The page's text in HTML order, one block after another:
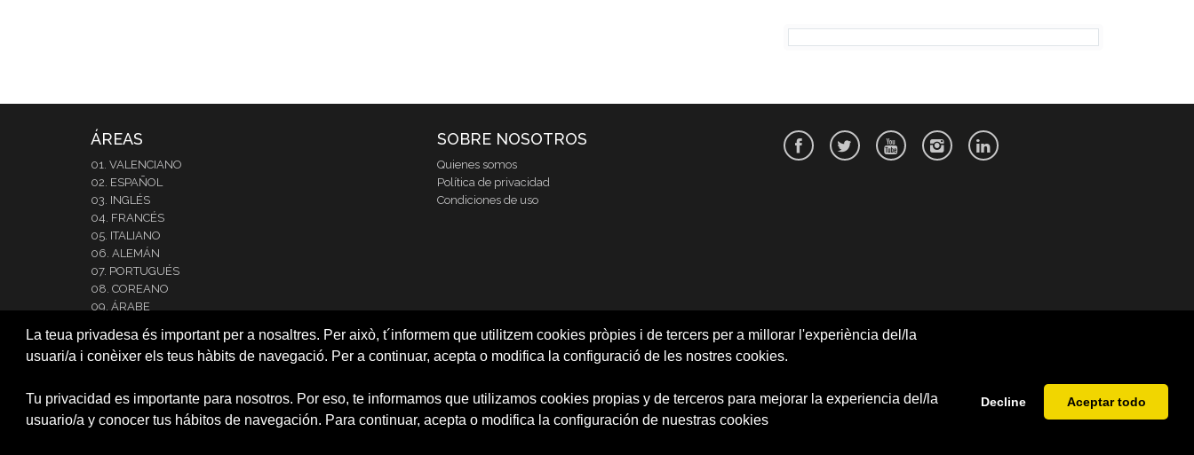
La teua privadesa és important per a nosaltres. Per això, t´informem que utilitzem cookies pròpies i de tercers per a millorar l'experiència del/la
usuari/a i conèixer els teus hàbits de navegació. Per a continuar, acepta o modifica la configuració de les nostres cookies.
Tu privacidad es importante para nosotros. Por eso, te informamos que utilizamos cookies propias y de terceros para mejorar la experiencia del/la
usuario/a y conocer tus hábitos de navegación. Para continuar, acepta o modifica la configuración de nuestras cookies
Decline Aceptar todo
ÁREAS
01. VALENCIANO
02. ESPAÑOL
03. INGLÉS
04. FRANCÉS
05. ITALIANO
06. ALEMÁN
07. PORTUGUÉS
08. COREANO
09. ÁRABE
11. RUSO
12.NEERLANDÉS
14. INTENSIVE SPANISH
CARTA RESERVA DE PLAZA
RESERVA DE PLAZA (CAMPUS)
SOBRE NOSOTROS
Quienes somos
Política de privacidad
Condiciones de uso